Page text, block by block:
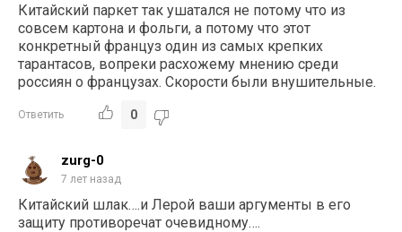
Китайский паркет так ушатался не потому что из
совсем картона и фольги, а потому что этот
конкретный француз один из самых крепких
тарантасов, вопреки расхожему мнению среди
россиян о французах. Скорости были внушительные.
Ответить 0
zurg-0
7 лет назад
Китайский шлак….и Лерой ваши аргументы в его
защиту противоречат очевидному….